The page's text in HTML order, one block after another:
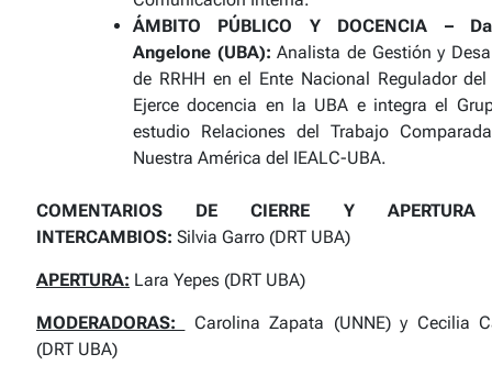
ÁMBITO PÚBLICO Y DOCENCIA –
Angelone (UBA):Analista de Gestión y
de RRHH en el Ente Nacional Regulador del
Ejerce docencia en la UBA e integra el
estudio Relaciones del Trabajo
Nuestra América del IEALC-UBA.
COMENTARIOS DE CIERRE Y
INTERCAMBIOS: Silvia Garro (DRT UBA)
APERTURA: Lara Yepes (DRT UBA)
MODERADORAS:
Carolina Zapata (UNNE) y Cecilia
(DRT UBA)